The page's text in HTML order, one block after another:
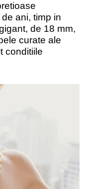
ani, timp in
de 18 mm,
curate ale
conditiile